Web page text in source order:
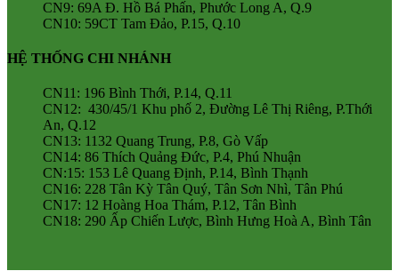
CN9: 69A Đ. Hồ Bá Phấn, Phước Long A, Q.9
CN10: 59CT Tam Đảo, P.15, Q.10
HỆ THỐNG CHI NHÁNH
CN11: 196 Bình Thới, P.14, Q.11
CN12: 430/45/1 Khu phố 2, Đường Lê Thị Riêng, P.Thới
An, Q.12
CN13: 1132 Quang Trung, P.8, Gò Vấp
CN14: 86 Thích Quảng Đức, P.4, Phú Nhuận
CN:15: 153 Lê Quang Định, P.14, Bình Thạnh
CN16: 228 Tân Kỳ Tân Quý, Tân Sơn Nhì, Tân Phú
CN17: 12 Hoàng Hoa Thám, P.12, Tân Bình
CN18: 290 Ấp Chiến Lược, Bình Hưng Hoà A, Bình Tân